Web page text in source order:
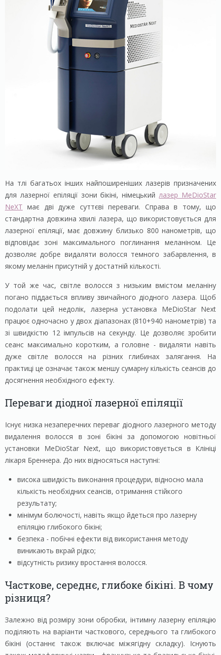
На тлі багатьох інших найпоширеніших лазерів призначених
для лазерної епіляції зони бікіні, німецький лазер MeDioStar
NeXT має дві дуже суттєві переваги. Справа в тому, що
стандартна довжина хвилі лазера, що використовується для
лазерної епіляції, має довжину близько 800 нанометрів, що
відповідає зоні максимального поглинання меланіном. Це
дозволяє добре видаляти волосся темного забарвлення, в
якому меланін присутній у достатній кількості.
У той же час, світле волосся з низьким вмістом меланіну
погано піддається впливу звичайного діодного лазера. Щоб
подолати цей недолік, лазерна установка MeDioStar Next
працює одночасно у двох діапазонах (810+940 нанометрів) та
зі швидкістю 12 імпульсів на секунду. Це дозволяє зробити
сеанс максимально коротким, а головне - видаляти навіть
дуже світле волосся на різних глибинах залягання. На
практиці це означає також меншу сумарну кількість сеансів до
досягнення необхідного ефекту.
Переваги діодної лазерної епіляції
Існує низка незаперечних переваг діодного лазерного методу
видалення волосся в зоні бікіні за допомогою новітньої
установки MeDioStar Next, що використовується в Клініці
лікаря Бреннера. До них відносяться наступні:
висока швидкість виконання процедури, відносно мала
кількість необхідних сеансів, отримання стійкого
результату;
мінімум болючості, навіть якщо йдеться про лазерну
епіляцію глибокого бікіні;
безпека - побічні ефекти від використання методу
виникають вкрай рідко;
відсутність ризику вростання волосся.
Часткове, середнє, глибоке бікіні. В чому
різниця?
Залежно від розміру зони обробки, інтимну лазерну епіляцію
поділяють на варіанти часткового, середнього та глибокого
бікіні (останнє також включає міжягідну складку). Існують